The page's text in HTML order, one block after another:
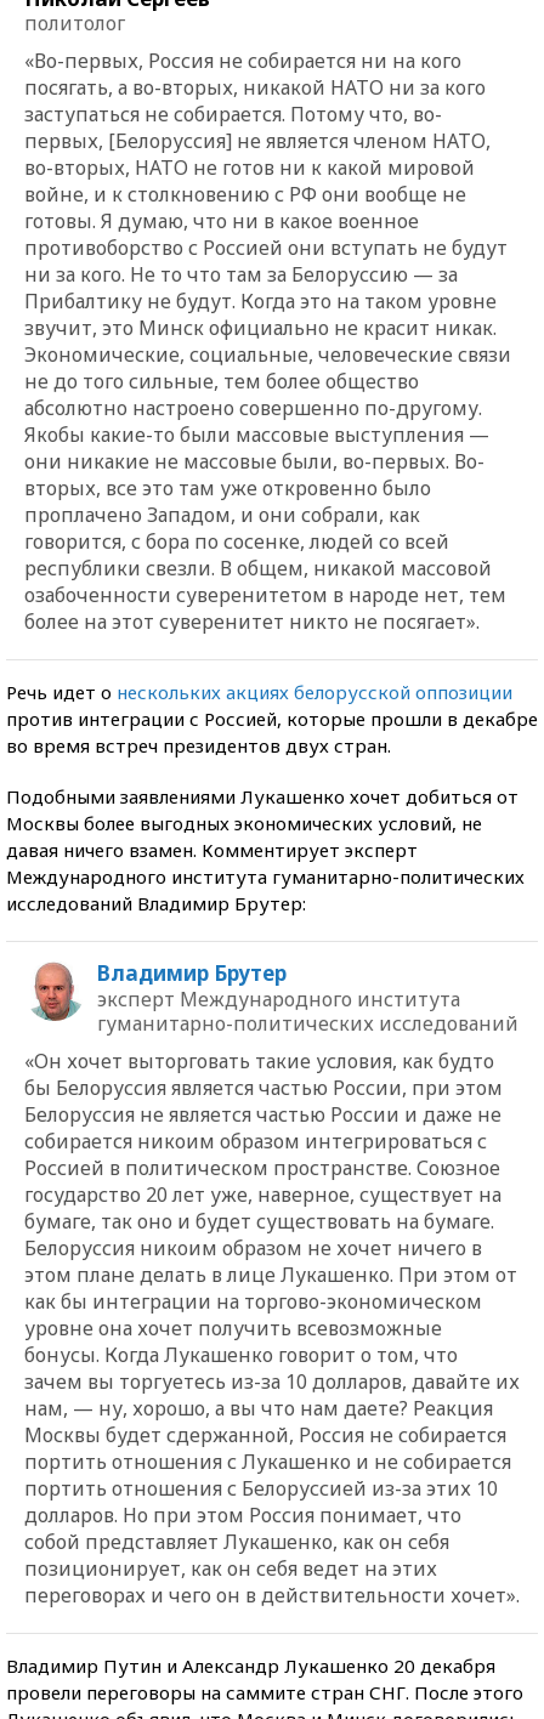
политолог
«Во-первых, Россия не собирается ни на кого
посягать, а во-вторых, никакой НАТО ни за кого
заступаться не собирается. Потому что, во-
первых, [Белоруссия] не является членом НАТО,
во-вторых, НАТО не готов ни к какой мировой
войне, и к столкновению с РФ они вообще не
готовы. Я думаю, что ни в какое военное
противоборство с Россией они вступать не будут
ни за кого. Не то что там за Белоруссию — за
Прибалтику не будут. Когда это на таком уровне
звучит, это Минск официально не красит никак.
Экономические, социальные, человеческие связи
не до того сильные, тем более общество
абсолютно настроено совершенно по-другому.
Якобы какие-то были массовые выступления —
они никакие не массовые были, во-первых. Во-
вторых, все это там уже откровенно было
проплачено Западом, и они собрали, как
говорится, с бора по сосенке, людей со всей
республики свезли. В общем, никакой массовой
озабоченности суверенитетом в народе нет, тем
более на этот суверенитет никто не посягает».
Речь идет о нескольких акциях белорусской оппозиции
против интеграции с Россией, которые прошли в декабре
во время встреч президентов двух стран.
Подобными заявлениями Лукашенко хочет добиться от
Москвы более выгодных экономических условий, не
давая ничего взамен. Комментирует эксперт
Международного института гуманитарно-политических
исследований Владимир Брутер:
Владимир Брутер
эксперт Международного института
гуманитарно-политических исследований
«Он хочет выторговать такие условия, как будто
бы Белоруссия является частью России, при этом
Белоруссия не является частью России и даже не
собирается никоим образом интегрироваться с
Россией в политическом пространстве. Союзное
государство 20 лет уже, наверное, существует на
бумаге, так оно и будет существовать на бумаге.
Белоруссия никоим образом не хочет ничего в
этом плане делать в лице Лукашенко. При этом от
как бы интеграции на торгово-экономическом
уровне она хочет получить всевозможные
бонусы. Когда Лукашенко говорит о том, что
зачем вы торгуетесь из-за 10 долларов, давайте их
нам, — ну, хорошо, а вы что нам даете? Реакция
Москвы будет сдержанной, Россия не собирается
портить отношения с Лукашенко и не собирается
портить отношения с Белоруссией из-за этих 10
долларов. Но при этом Россия понимает, что
собой представляет Лукашенко, как он себя
позиционирует, как он себя ведет на этих
переговорах и чего он в действительности хочет».
Владимир Путин и Александр Лукашенко 20 декабря
провели переговоры на саммите стран СНГ. После этого